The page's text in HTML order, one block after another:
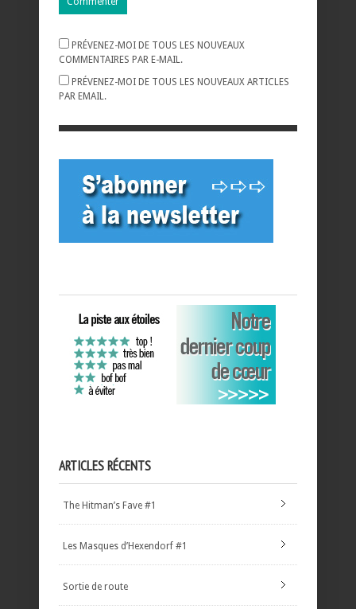
PRÉVENEZ-MOI DE TOUS LES NOUVEAUX
COMMENTAIRES PAR E-MAIL.
PRÉVENEZ-MOI DE TOUS LES NOUVEAUX ARTICLES
PAR EMAIL.
ARTICLES RÉCENTS
The Hitman’s Fave #1
Les Masques d’Hexendorf #1
Sortie de route